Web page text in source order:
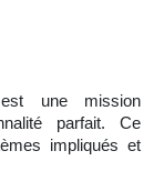
une mission
parfait. Ce
impliqués et